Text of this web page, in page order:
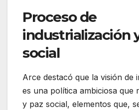
Proceso de
industrialización
social
Arce destacó que la visión de
es una política ambiciosa que
y paz social, elementos que,